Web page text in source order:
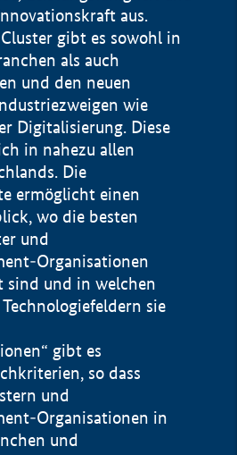
aus.
gibt es sowohl in
als auch
und den neuen
wie
Digitalisierung. Diese
in nahezu allen
Die
ermöglicht einen
wo die besten
und
Organisationen
sind und in welchen
sie
gibt es
so dass
und
Organisationen in
und
2015